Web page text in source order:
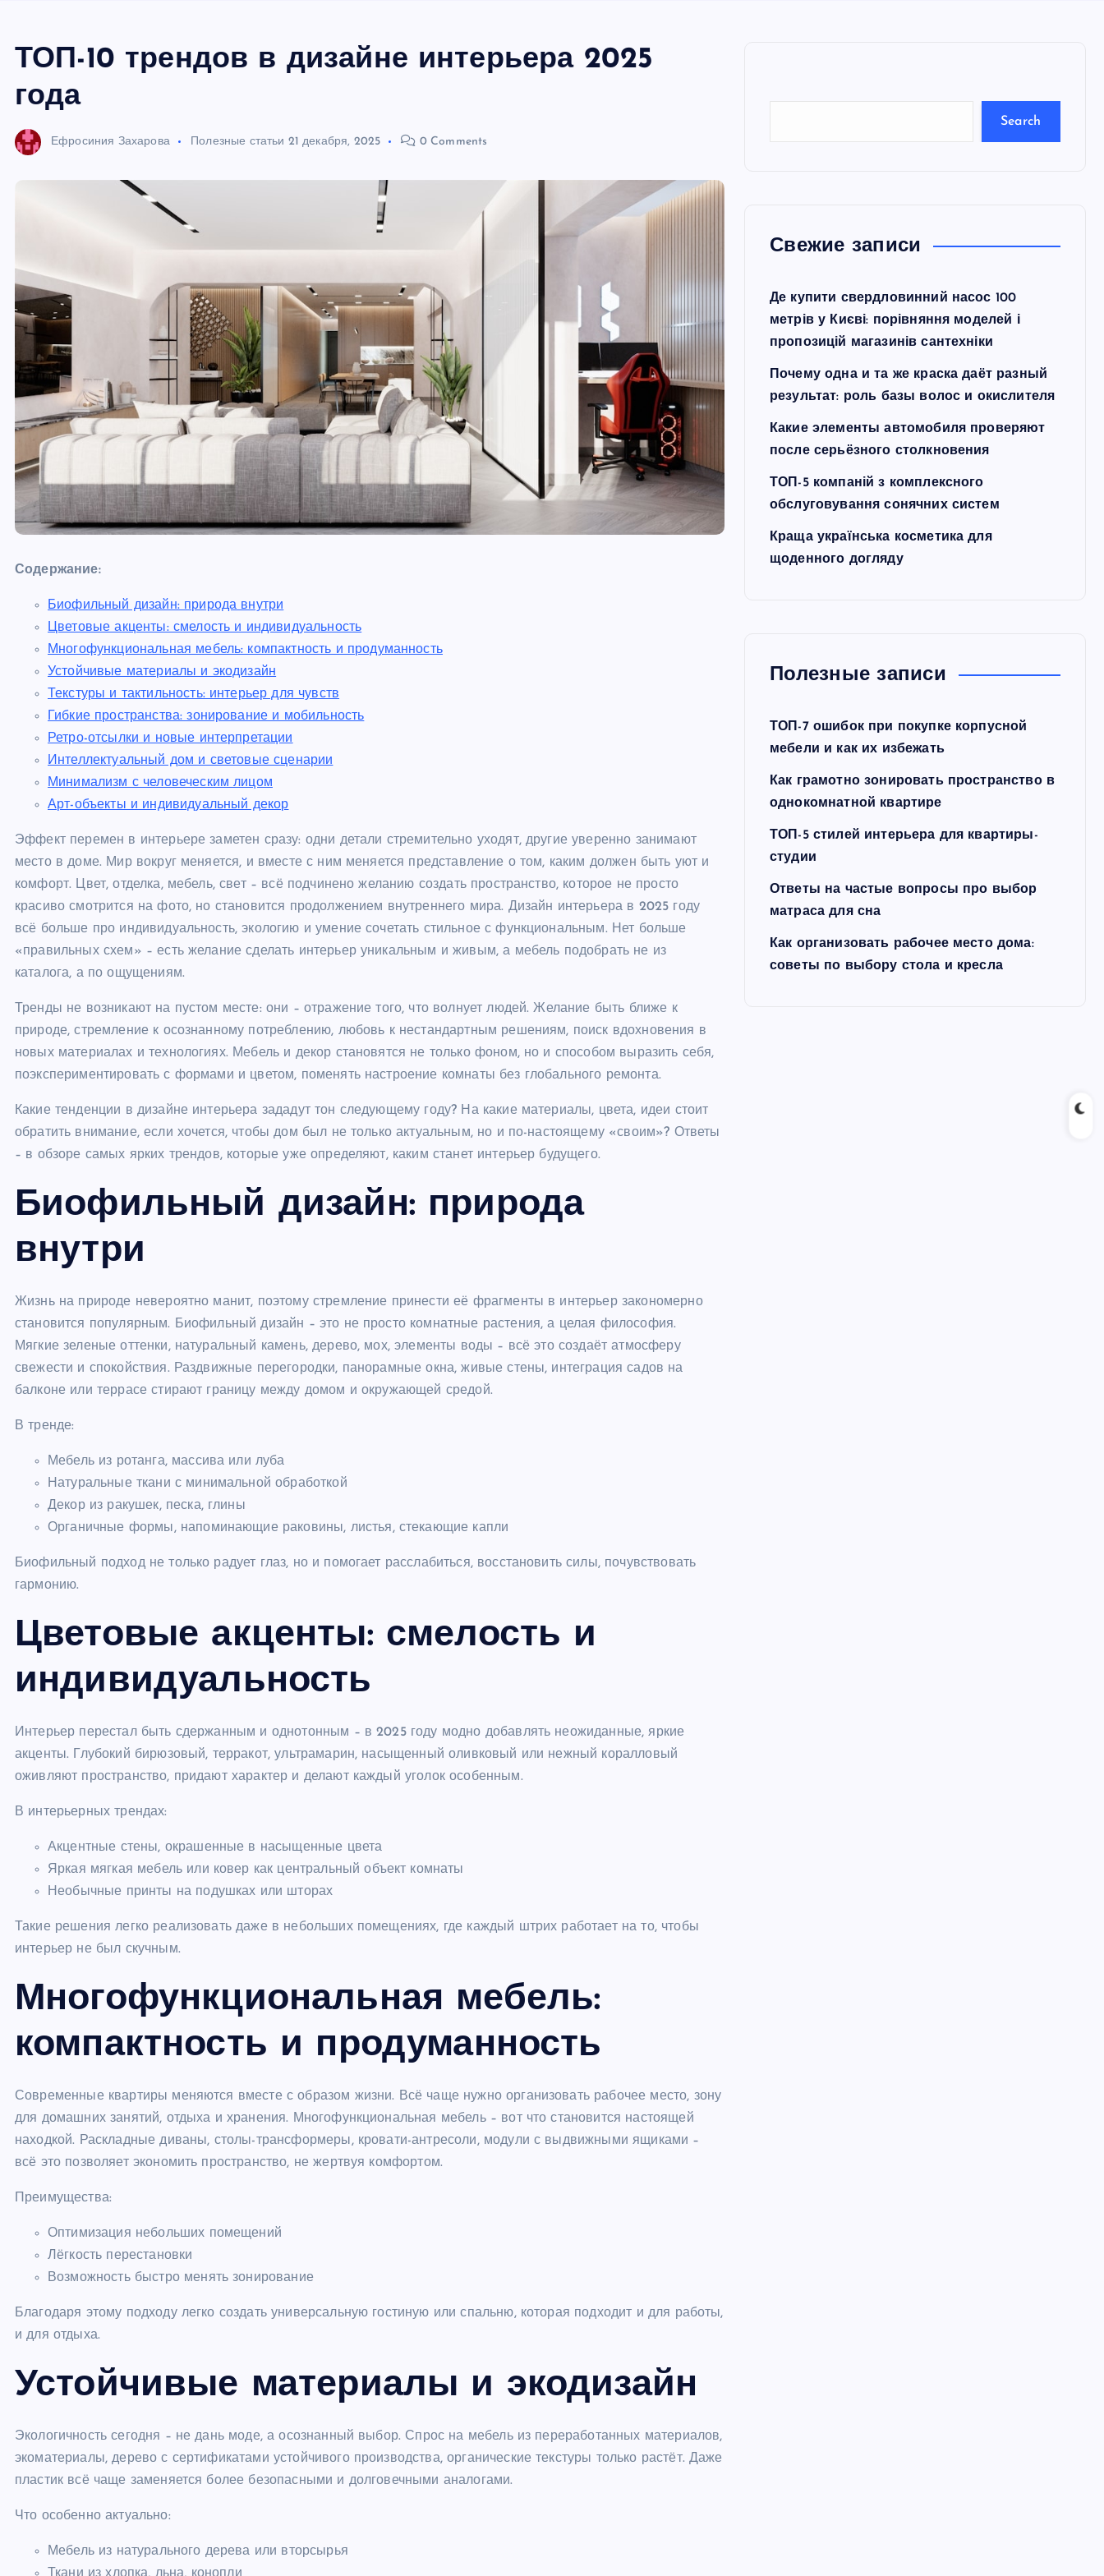
ТОП-10 трендов в дизайне интерьера 2025
года
Ефросиния Захарова Полезные статьи 21 декабря, 2025 0 Comments
Содержание:
Биофильный дизайн: природа внутри
Цветовые акценты: смелость и индивидуальность
Многофункциональная мебель: компактность и продуманность
Устойчивые материалы и экодизайн
Текстуры и тактильность: интерьер для чувств
Гибкие пространства: зонирование и мобильность
Ретро-отсылки и новые интерпретации
Интеллектуальный дом и световые сценарии
Минимализм с человеческим лицом
Арт-объекты и индивидуальный декор
Эффект перемен в интерьере заметен сразу: одни детали стремительно уходят, другие уверенно занимают
место в доме. Мир вокруг меняется, и вместе с ним меняется представление о том, каким должен быть уют и
комфорт. Цвет, отделка, мебель, свет – всё подчинено желанию создать пространство, которое не просто
красиво смотрится на фото, но становится продолжением внутреннего мира. Дизайн интерьера в 2025 году
всё больше про индивидуальность, экологию и умение сочетать стильное с функциональным. Нет больше
«правильных схем» – есть желание сделать интерьер уникальным и живым, а мебель подобрать не из
каталога, а по ощущениям.
Тренды не возникают на пустом месте: они – отражение того, что волнует людей. Желание быть ближе к
природе, стремление к осознанному потреблению, любовь к нестандартным решениям, поиск вдохновения в
новых материалах и технологиях. Мебель и декор становятся не только фоном, но и способом выразить себя,
поэкспериментировать с формами и цветом, поменять настроение комнаты без глобального ремонта.
Какие тенденции в дизайне интерьера зададут тон следующему году? На какие материалы, цвета, идеи стоит
обратить внимание, если хочется, чтобы дом был не только актуальным, но и по-настоящему «своим»? Ответы
– в обзоре самых ярких трендов, которые уже определяют, каким станет интерьер будущего.
Биофильный дизайн: природа
внутри
Жизнь на природе невероятно манит, поэтому стремление принести её фрагменты в интерьер закономерно
становится популярным. Биофильный дизайн – это не просто комнатные растения, а целая философия.
Мягкие зеленые оттенки, натуральный камень, дерево, мох, элементы воды – всё это создаёт атмосферу
свежести и спокойствия. Раздвижные перегородки, панорамные окна, живые стены, интеграция садов на
балконе или террасе стирают границу между домом и окружающей средой.
В тренде:
Мебель из ротанга, массива или луба
Натуральные ткани с минимальной обработкой
Декор из ракушек, песка, глины
Органичные формы, напоминающие раковины, листья, стекающие капли
Биофильный подход не только радует глаз, но и помогает расслабиться, восстановить силы, почувствовать
гармонию.
Цветовые акценты: смелость и
индивидуальность
Интерьер перестал быть сдержанным и однотонным – в 2025 году модно добавлять неожиданные, яркие
акценты. Глубокий бирюзовый, терракот, ультрамарин, насыщенный оливковый или нежный коралловый
оживляют пространство, придают характер и делают каждый уголок особенным.
В интерьерных трендах:
Акцентные стены, окрашенные в насыщенные цвета
Яркая мягкая мебель или ковер как центральный объект комнаты
Необычные принты на подушках или шторах
Такие решения легко реализовать даже в небольших помещениях, где каждый штрих работает на то, чтобы
интерьер не был скучным.
Многофункциональная мебель:
компактность и продуманность
Современные квартиры меняются вместе с образом жизни. Всё чаще нужно организовать рабочее место, зону
для домашних занятий, отдыха и хранения. Многофункциональная мебель – вот что становится настоящей
находкой. Раскладные диваны, столы-трансформеры, кровати-антресоли, модули с выдвижными ящиками –
всё это позволяет экономить пространство, не жертвуя комфортом.
Преимущества:
Оптимизация небольших помещений
Лёгкость перестановки
Возможность быстро менять зонирование
Благодаря этому подходу легко создать универсальную гостиную или спальню, которая подходит и для работы,
и для отдыха.
Устойчивые материалы и экодизайн
Экологичность сегодня – не дань моде, а осознанный выбор. Спрос на мебель из переработанных материалов,
экоматериалы, дерево с сертификатами устойчивого производства, органические текстуры только растёт. Даже
пластик всё чаще заменяется более безопасными и долговечными аналогами.
Что особенно актуально:
Мебель из натурального дерева или вторсырья
Search
Свежие записи
Де купити свердловинний насос 100
метрів у Києві: порівняння моделей і
пропозицій магазинів сантехніки
Почему одна и та же краска даёт разный
результат: роль базы волос и окислителя
Какие элементы автомобиля проверяют
после серьёзного столкновения
ТОП-5 компаній з комплексного
обслуговування сонячних систем
Краща українська косметика для
щоденного догляду
Полезные записи
ТОП-7 ошибок при покупке корпусной
мебели и как их избежать
Как грамотно зонировать пространство в
однокомнатной квартире
ТОП-5 стилей интерьера для квартиры-
студии
Ответы на частые вопросы про выбор
матраса для сна
Как организовать рабочее место дома:
советы по выбору стола и кресла